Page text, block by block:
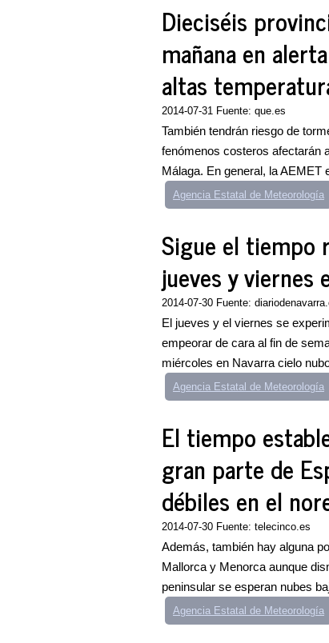
Dieciséis
mañana en
altas
2014-07-31 Fuente: que.es
También tendrán riesgo de
fenómenos costeros afectarán
Málaga. En general, la AEMET
Agencia Estatal de Meteorología
Sigue el tiempo
jueves y viernes
2014-07-30 Fuente:
El jueves y el viernes se
empeorar de cara al fin de
miércoles en Navarra cielo
Agencia Estatal de Meteorología
El tiempo
gran parte de
débiles en el
2014-07-30 Fuente: telecinco.es
Además, también hay alguna
Mallorca y Menorca aunque
peninsular se esperan nubes
Agencia Estatal de Meteorología